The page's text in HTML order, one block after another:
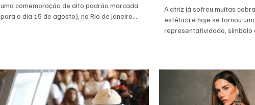
uma comemoração de alto padrão marcada
para o dia 15 de agosto), no Rio de Janeiro.
A atriz já sofreu muitas
estética e hoje se tornou uma referência em